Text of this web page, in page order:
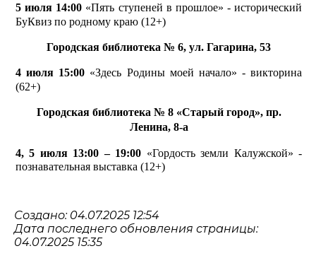
5 июля 14:00 «Пять ступеней в прошлое» - исторический
БуКвиз по родному краю (12+)
Городская библиотека № 6, ул. Гагарина, 53
4 июля 15:00 «Здесь Родины моей начало» - викторина
(62+)
Городская библиотека № 8 «Старый город», пр.
Ленина, 8-а
4, 5 июля 13:00 – 19:00 «Гордость земли Калужской» -
познавательная выставка (12+)
Создано: 04.07.2025 12:54
Дата последнего обновления страницы:
04.07.2025 15:35